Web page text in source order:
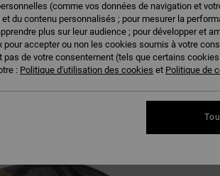
(comme vos données de navigation et
du contenu personnalisés ; pour mesurer la
plus sur leur audience ; pour développer et
accepter ou non les cookies soumis à votre
de votre consentement (tels que certains
: Politique d'utilisation des cookies et Politique de